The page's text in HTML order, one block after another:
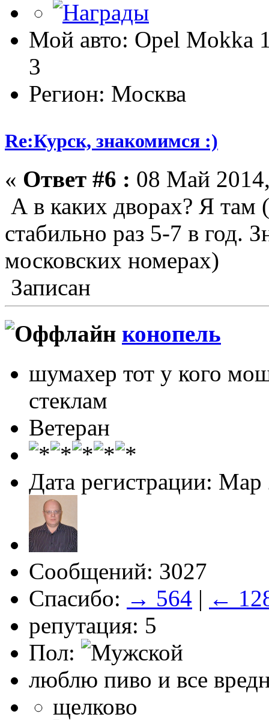
Мой авто: Opel Mokka
3
Регион: Москва
Re:Курск, знакомимся :)
« Ответ #6 : 08 Май
А в каких дворах? Я там
стабильно раз 5-7 в год.
московских номерах)
Записан
конопель
шумахер тот у кого
стеклам
Ветеран
Дата регистрации: Мар
Сообщений: 3027
Спасибо: → 564 | ←
репутация: 5
Пол:
люблю пиво и все
щелково